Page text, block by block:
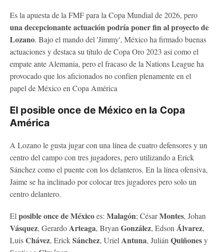
Es la apuesta de la FMF para la Copa Mundial de 2026, pero
una decepcionante actuación podría poner fin al proyecto de
Lozano. Bajo el mando del 'Jimmy', México ha firmado buenas
actuaciones y destaca su título de Copa Oro 2023 así como el
empate ante Alemania, pero el fracaso de la Nations League ha
provocado que los aficionados no confíen plenamente en el
papel de México en Copa América
El posible once de México en la Copa
América
A Lozano le gusta jugar con una línea de cuatro defensores y un
centro del campo con tres jugadores, pero utilizando a Erick
Sánchez como el puente con los delanteros. En la línea ofensiva,
Jaime se ha inclinado por colocar tres jugadores pero solo un
centro delantero.
El posible once de Méxicoes: Malagón; CésarMontes, Johan
Vásquez, GerardoArteaga, Bryan González, Edson Álvarez,
LuisChávez, ErickSánchez, Uriel Antuna, Julián Quiñonesy